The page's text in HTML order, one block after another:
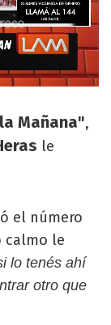
Mañana",
le
el número
calmo le
lo tenés ahí
otro que